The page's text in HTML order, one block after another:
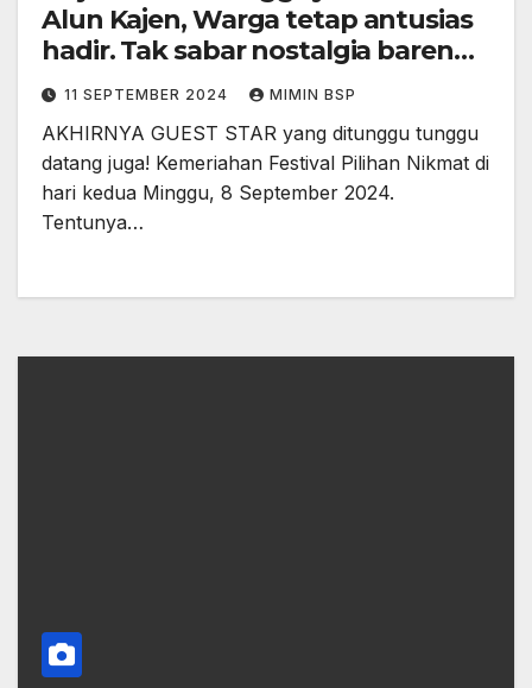
Alun Kajen, Warga tetap antusias
hadir. Tak sabar nostalgia bareng
Setia Band.
11 SEPTEMBER 2024 MIMIN BSP
AKHIRNYA GUEST STAR yang ditunggu tunggu
datang juga! Kemeriahan Festival Pilihan Nikmat di
hari kedua Minggu, 8 September 2024.
Tentunya…